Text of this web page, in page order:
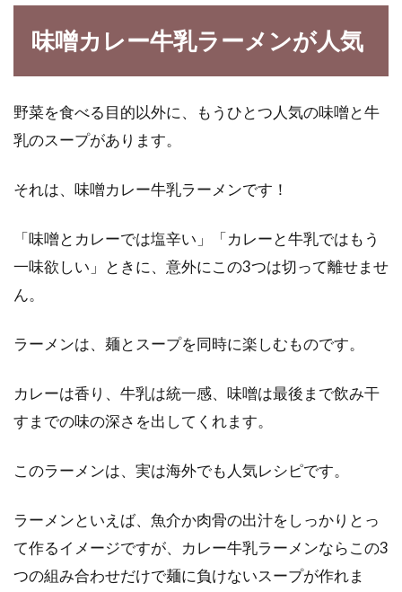
そうめんやうどんの栄養＆カロリー
は？塩分量の判断の方法！
暑い夏場は、食欲が減退しますよね。そんな時
は、「そうめん」や「うどん」などの麺類が、
赤飯を炊飯器で手軽に炊いてみよ
う！保温・保存はどうする？
を華やかに彩ってくれますね。美味しくて栄養
食べたいとき【大阪市編】
食の安全が注目されている現在、本当に安全な
食品はご自身で見つけなければならない時代な
味噌カレー牛乳ラーメンが人気
野菜を食べる目的以外に、もうひとつ人気の味噌と牛
乳のスープがあります。
それは、味噌カレー牛乳ラーメンです！
「味噌とカレーでは塩辛い」「カレーと牛乳ではもう
一味欲しい」ときに、意外にこの3つは切って離せませ
ん。
ラーメンは、麺とスープを同時に楽しむものです。
カレーは香り、牛乳は統一感、味噌は最後まで飲み干
すまでの味の深さを出してくれます。
このラーメンは、実は海外でも人気レシピです。
ラーメンといえば、魚介か肉骨の出汁をしっかりとっ
て作るイメージですが、カレー牛乳ラーメンならこの3
つの組み合わせだけで麺に負けないスープが作れま